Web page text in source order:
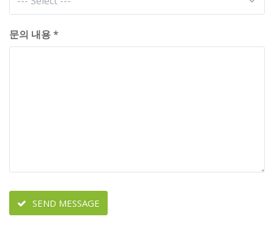
문의 내용 *
SEND MESSAGE